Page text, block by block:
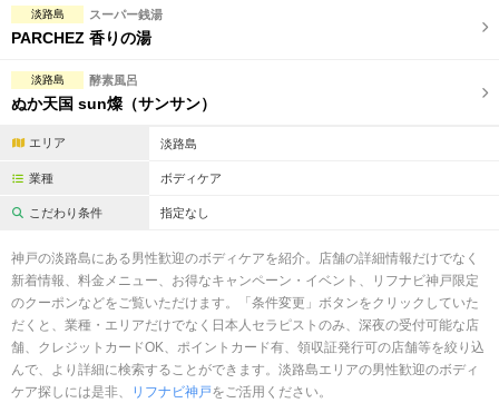
日本人スタッフのみ
駅から徒歩5分以内
こだわり条件を変更
淡路島 スーパー銭湯
PARCHEZ 香りの湯
淡路島 酵素風呂
ぬか天国 sun燦（サンサン）
エリア 淡路島
業種 ボディケア
こだわり条件 指定なし
神戸の淡路島にある男性歓迎のボディケアを紹介。店舗の詳細情報だけでなく
新着情報、料金メニュー、お得なキャンペーン・イベント、リフナビ神戸限定
のクーポンなどをご覧いただけます。「条件変更」ボタンをクリックしていた
だくと、業種・エリアだけでなく日本人セラピストのみ、深夜の受付可能な店
舗、クレジットカードOK、ポイントカード有、領収証発行可の店舗等を絞り込
んで、より詳細に検索することができます。淡路島エリアの男性歓迎のボディ
ケア探しには是非、
リフナビ神戸をご活用ください。